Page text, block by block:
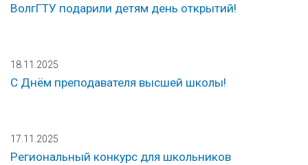
ВолгГТУ подарили детям день открытий!
18.11.2025
С Днём преподавателя высшей школы!
17.11.2025
Региональный конкурс для школьников